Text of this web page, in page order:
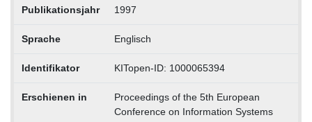
Publikationsjahr 1997
Sprache Englisch
Identifikator KITopen-ID: 1000065394
Erschienen in
Proceedings of the 5th European
Conference on Information Systems